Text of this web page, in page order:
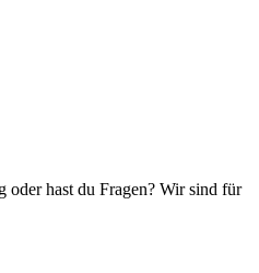
oder hast du Fragen? Wir sind für